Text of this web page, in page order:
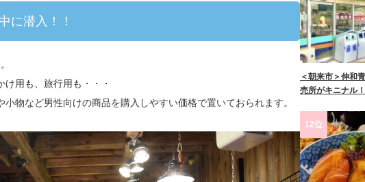
に潜入！！
用も、旅行用も・・・
物など男性向けの商品を購入しやすい価格で置いておられます。
＜朝来市＞伸和
売所がキニナル！
12位